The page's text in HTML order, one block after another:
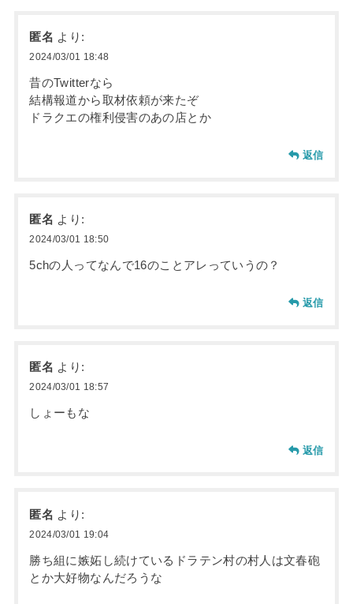
匿名 より:
2024/03/01 18:48
昔のTwitterなら
結構報道から取材依頼が来たぞ
ドラクエの権利侵害のあの店とか
返信
匿名 より:
2024/03/01 18:50
5chの人ってなんで16のことアレっていうの？
返信
匿名 より:
2024/03/01 18:57
しょーもな
返信
匿名 より:
2024/03/01 19:04
勝ち組に嫉妬し続けているドラテン村の村人は文春砲
とか大好物なんだろうな